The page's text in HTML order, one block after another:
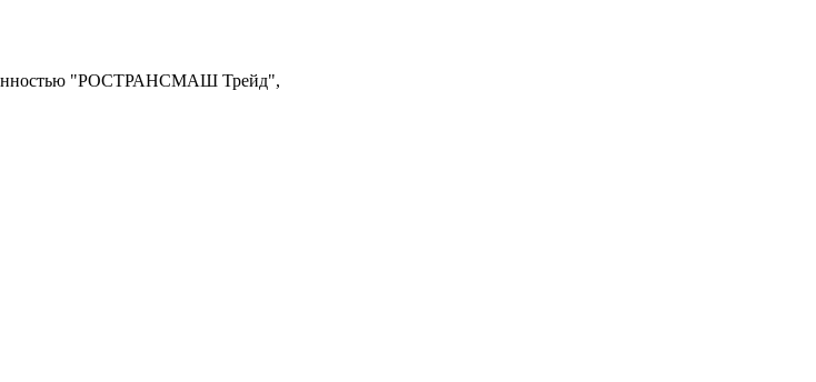
"РОСТРАНСМАШ Трейд",